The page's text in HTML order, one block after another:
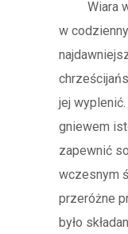
Wiara
w
jej
gniewem
zapewnić
wczesnym
przeróżne
było